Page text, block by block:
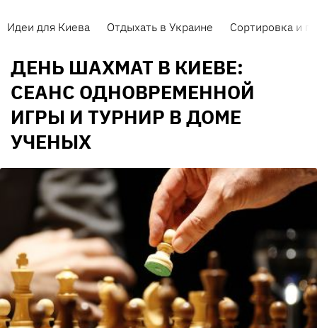
Идеи для Киева Отдыхать в Украине Сортировка и
ДЕНЬ ШАХМАТ В КИЕВЕ:
СЕАНС ОДНОВРЕМЕННОЙ
ИГРЫ И ТУРНИР В ДОМЕ
УЧЕНЫХ